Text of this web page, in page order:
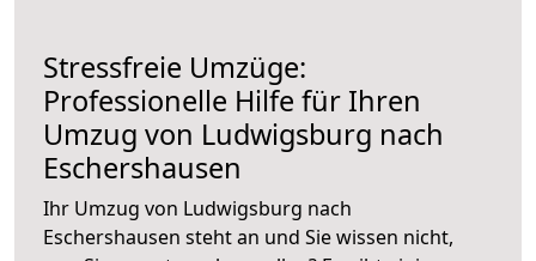
Stressfreie Umzüge:
Professionelle Hilfe für Ihren
Umzug von Ludwigsburg nach
Eschershausen
Ihr Umzug von Ludwigsburg nach
Eschershausen steht an und Sie wissen nicht,